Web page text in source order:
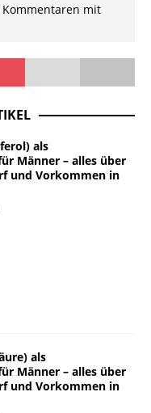
Kommentaren mit
als
Männer – alles über
und Vorkommen in
als
Männer – alles über
und Vorkommen in